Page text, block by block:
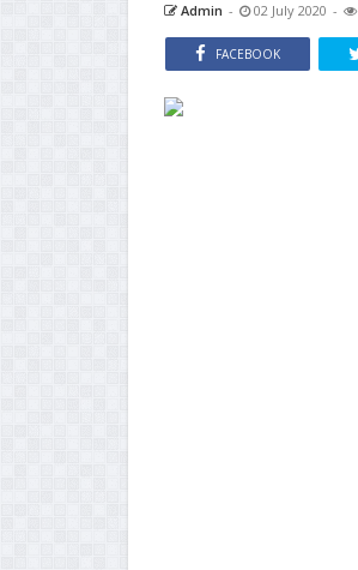
Admin - 02 July 2020 -
FACEBOOK